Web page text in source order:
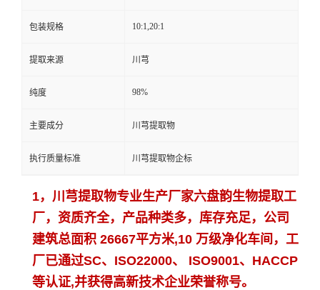
包装规格 10:1,20:1
提取来源 川芎
纯度 98%
主要成分 川芎提取物
执行质量标准 川芎提取物企标
1，川芎提取物专业生产厂家六盘韵生物提取工
厂，资质齐全，产品种类多，库存充足，公司
建筑总面积 26667平方米,10 万级净化车间，工
厂已通过SC、ISO22000、 ISO9001、HACCP
等认证,并获得高新技术企业荣誉称号。